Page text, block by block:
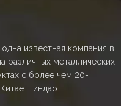
известная компания в
различных металлических
с более чем 20-
Циндао.